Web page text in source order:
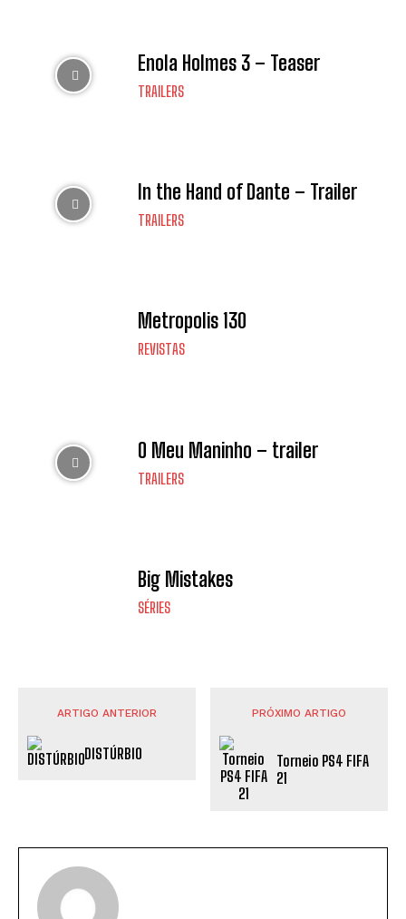
Enola Holmes 3 – Teaser
TRAILERS
In the Hand of Dante – Trailer
TRAILERS
Metropolis 130
REVISTAS
O Meu Maninho – trailer
TRAILERS
Big Mistakes
SÉRIES
ARTIGO ANTERIOR
DISTÚRBIO
PRÓXIMO ARTIGO
Torneio PS4 FIFA
21